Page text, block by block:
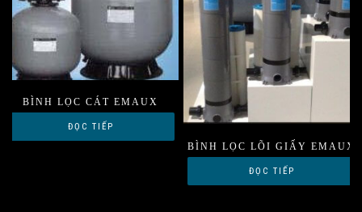
BÌNH LỌC CÁT EMAUX
ĐỌC TIẾP
BÌNH LỌC LÕI GIẤY EMAUX
ĐỌC TIẾP